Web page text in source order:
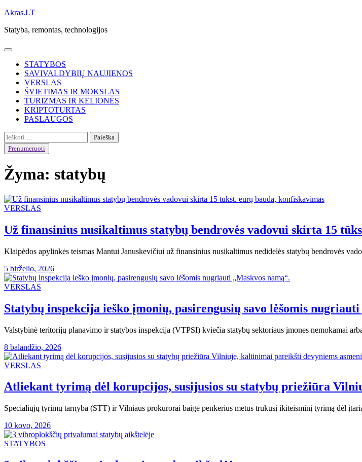
Skip
content
Akras.LT
Statyba, remontas, technologijos
STATYBOS
SAVIVALDYBIŲ NAUJIENOS
VERSLAS
ŠVIETIMAS IR MOKSLAS
TURIZMAS IR KELIONĖS
KRIPTOTURTAS
PASLAUGOS
Ieškoti:
Prenumeruoti
Žyma: statybų
VERSLAS
Už finansinius nusikaltimus statybų bendrovės vadovui skirta 15
Klaipėdos apylinkės teismas Mantui Januskevičiui už finansinius nusikaltimus nedidelės statybų bendrovės
5 birželio, 2026
VERSLAS
Statybų inspekcija ieško įmonių, pasirengusių savo lėšomis nugriauti
Valstybinė teritorijų planavimo ir statybos inspekcija (VTPSI) kviečia statybų sektoriaus įmones nemokamai
8 balandžio, 2026
VERSLAS
Atliekant tyrimą dėl korupcijos, susijusios su statybų priežiūra
Specialiųjų tyrimų tarnyba (STT) ir Vilniaus prokurorai baigė penkerius metus trukusį ikiteisminį tyrimą dėl
10 kovo, 2026
STATYBOS